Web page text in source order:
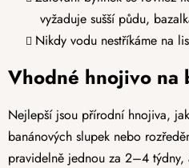
vyžaduje sušší půdu,
Nikdy vodu nestříkáme na
Vhodné hnojivo na
Nejlepší jsou přírodní hnojiva,
banánových slupek nebo
pravidelně jednou za 2–4 týdny,